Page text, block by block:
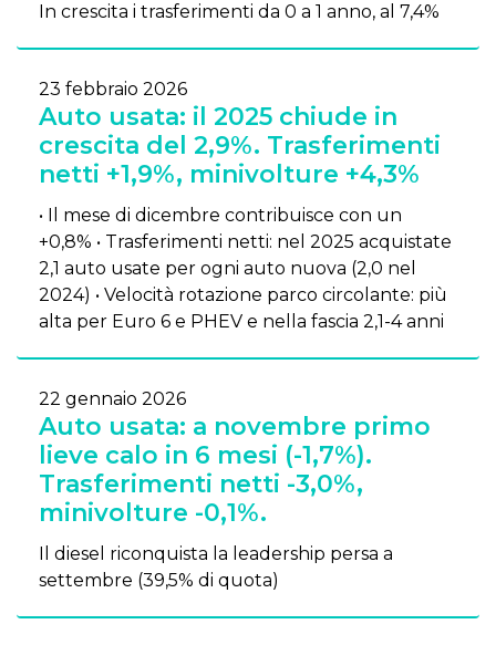
In crescita i trasferimenti da 0 a 1 anno, al 7,4%
23 febbraio 2026
Auto usata: il 2025 chiude in
crescita del 2,9%. Trasferimenti
netti +1,9%, minivolture +4,3%
• Il mese di dicembre contribuisce con un
+0,8% • Trasferimenti netti: nel 2025 acquistate
2,1 auto usate per ogni auto nuova (2,0 nel
2024) • Velocità rotazione parco circolante: più
alta per Euro 6 e PHEV e nella fascia 2,1-4 anni
22 gennaio 2026
Auto usata: a novembre primo
lieve calo in 6 mesi (-1,7%).
Trasferimenti netti -3,0%,
minivolture -0,1%.
Il diesel riconquista la leadership persa a
settembre (39,5% di quota)